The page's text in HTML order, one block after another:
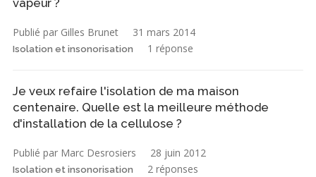
vapeur ?
Publié par Gilles Brunet 31 mars 2014
Isolation et insonorisation 1 réponse
Je veux refaire l'isolation de ma maison
centenaire. Quelle est la meilleure méthode
d'installation de la cellulose ?
Publié par Marc Desrosiers 28 juin 2012
Isolation et insonorisation 2 réponses